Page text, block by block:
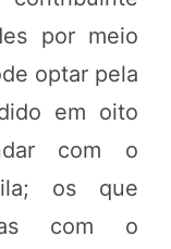
por meio
optar pela
em oito
com o
os que
com o